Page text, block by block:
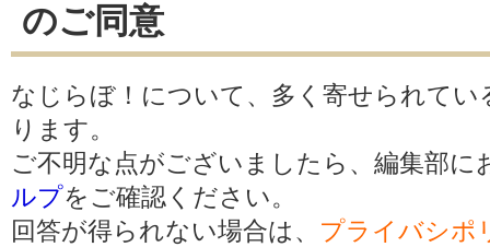
のご同意
なじらぼ！について、多く寄せられてい
ります。
ご不明な点がございましたら、編集部
ルプをご確認ください。
回答が得られない場合は、 プライバシポ